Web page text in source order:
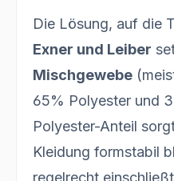
Die Lösung, auf die
Exner und Leiber
Mischgewebe
65% Polyester und
Polyester-Anteil
Kleidung formstabil